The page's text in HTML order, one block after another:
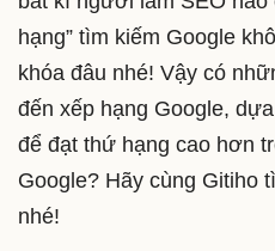
hạng” tìm kiếm Google
khóa đâu nhé! Vậy có
đến xếp hạng Google,
để đạt thứ hạng cao hơn
Google? Hãy cùng Gitiho
nhé!